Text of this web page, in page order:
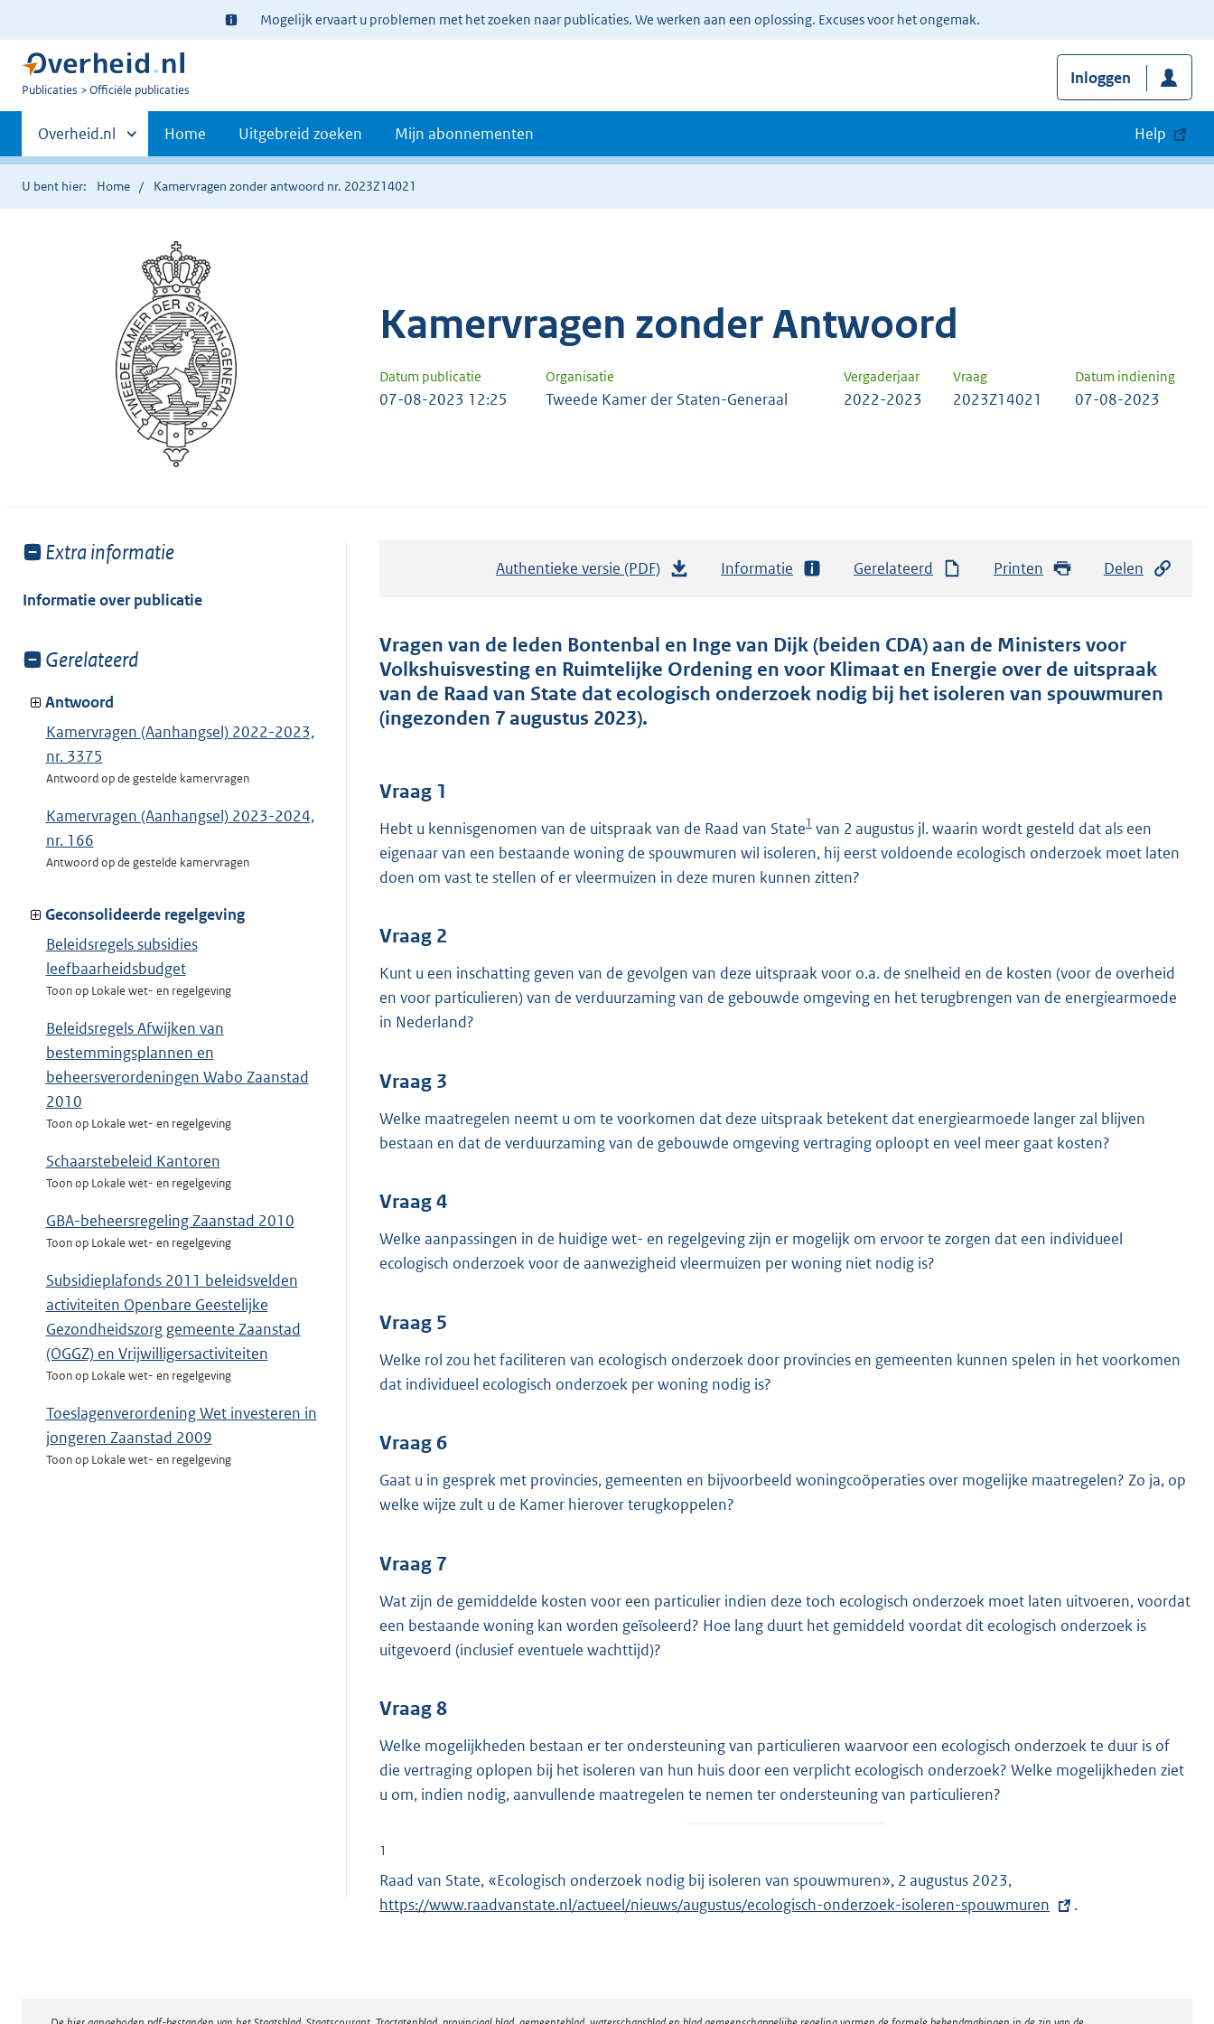
Ter
informatie:
Mogelijk ervaart u problemen met het zoeken naar publicaties. We werken aan een oplossing. Excuses voor het ongemak.
U
Publicaties Officiële publicaties
Inloggen
Primaire
navigatie
Andere
sites
binnen
Overheid.nl Home Uitgebreid zoeken Mijn abonnementen Help
U bent hier: Home Kamervragen zonder antwoord nr. 2023Z14021
Kamervragen zonder Antwoord
Datum publicatie Organisatie Vergaderjaar Vraag Datum indiening
07-08-2023 12:25 Tweede Kamer der Staten-Generaal 2022-2023 2023Z14021 07-08-2023
Toon
van:
Extra informatie
Informatie over publicatie
Toon
van:
Gerelateerd
Antwoord
Kamervragen (Aanhangsel) 2022-2023,
nr. 3375
Antwoord op de gestelde kamervragen
Kamervragen (Aanhangsel) 2023-2024,
nr. 166
Antwoord op de gestelde kamervragen
Geconsolideerde regelgeving
Beleidsregels subsidies
leefbaarheidsbudget
Toon op Lokale wet- en regelgeving
Beleidsregels Afwijken van
bestemmingsplannen en
beheersverordeningen Wabo Zaanstad
2010
Toon op Lokale wet- en regelgeving
Schaarstebeleid Kantoren
Toon op Lokale wet- en regelgeving
GBA-beheersregeling Zaanstad 2010
Toon op Lokale wet- en regelgeving
Subsidieplafonds 2011 beleidsvelden
activiteiten Openbare Geestelijke
Gezondheidszorg gemeente Zaanstad
(OGGZ) en Vrijwilligersactiviteiten
Toon op Lokale wet- en regelgeving
Toeslagenverordening Wet investeren in
jongeren Zaanstad 2009
Toon op Lokale wet- en regelgeving
Authentieke versie (PDF)
a
n
o
t
t
9
K
Informatie Gerelateerd Printen Delen
Vragen van de leden Bontenbal en Inge van Dijk (beiden CDA) aan de Ministers voor
Volkshuisvesting en Ruimtelijke Ordening en voor Klimaat en Energie over de uitspraak
van de Raad van State dat ecologisch onderzoek nodig bij het isoleren van spouwmuren
(ingezonden 7 augustus 2023).
Vraag 1
Hebt u kennisgenomen van de uitspraak van de Raad van State1 van 2 augustus jl. waarin wordt gesteld dat als een
eigenaar van een bestaande woning de spouwmuren wil isoleren, hij eerst voldoende ecologisch onderzoek moet laten
doen om vast te stellen of er vleermuizen in deze muren kunnen zitten?
Vraag 2
Kunt u een inschatting geven van de gevolgen van deze uitspraak voor o.a. de snelheid en de kosten (voor de overheid
en voor particulieren) van de verduurzaming van de gebouwde omgeving en het terugbrengen van de energiearmoede
in Nederland?
Vraag 3
Welke maatregelen neemt u om te voorkomen dat deze uitspraak betekent dat energiearmoede langer zal blijven
bestaan en dat de verduurzaming van de gebouwde omgeving vertraging oploopt en veel meer gaat kosten?
Vraag 4
Welke aanpassingen in de huidige wet- en regelgeving zijn er mogelijk om ervoor te zorgen dat een individueel
ecologisch onderzoek voor de aanwezigheid vleermuizen per woning niet nodig is?
Vraag 5
Welke rol zou het faciliteren van ecologisch onderzoek door provincies en gemeenten kunnen spelen in het voorkomen
dat individueel ecologisch onderzoek per woning nodig is?
Vraag 6
Gaat u in gesprek met provincies, gemeenten en bijvoorbeeld woningcoöperaties over mogelijke maatregelen? Zo ja, op
welke wijze zult u de Kamer hierover terugkoppelen?
Vraag 7
Wat zijn de gemiddelde kosten voor een particulier indien deze toch ecologisch onderzoek moet laten uitvoeren, voordat
een bestaande woning kan worden geïsoleerd? Hoe lang duurt het gemiddeld voordat dit ecologisch onderzoek is
uitgevoerd (inclusief eventuele wachttijd)?
Vraag 8
Welke mogelijkheden bestaan er ter ondersteuning van particulieren waarvoor een ecologisch onderzoek te duur is of
die vertraging oplopen bij het isoleren van hun huis door een verplicht ecologisch onderzoek? Welke mogelijkheden ziet
u om, indien nodig, aanvullende maatregelen te nemen ter ondersteuning van particulieren?
1
Raad van State, «Ecologisch onderzoek nodig bij isoleren van spouwmuren», 2 augustus 2023,
x
https://www.raadvanstate.nl/actueel/nieuws/augustus/ecologisch-onderzoek-isoleren-spouwmuren .